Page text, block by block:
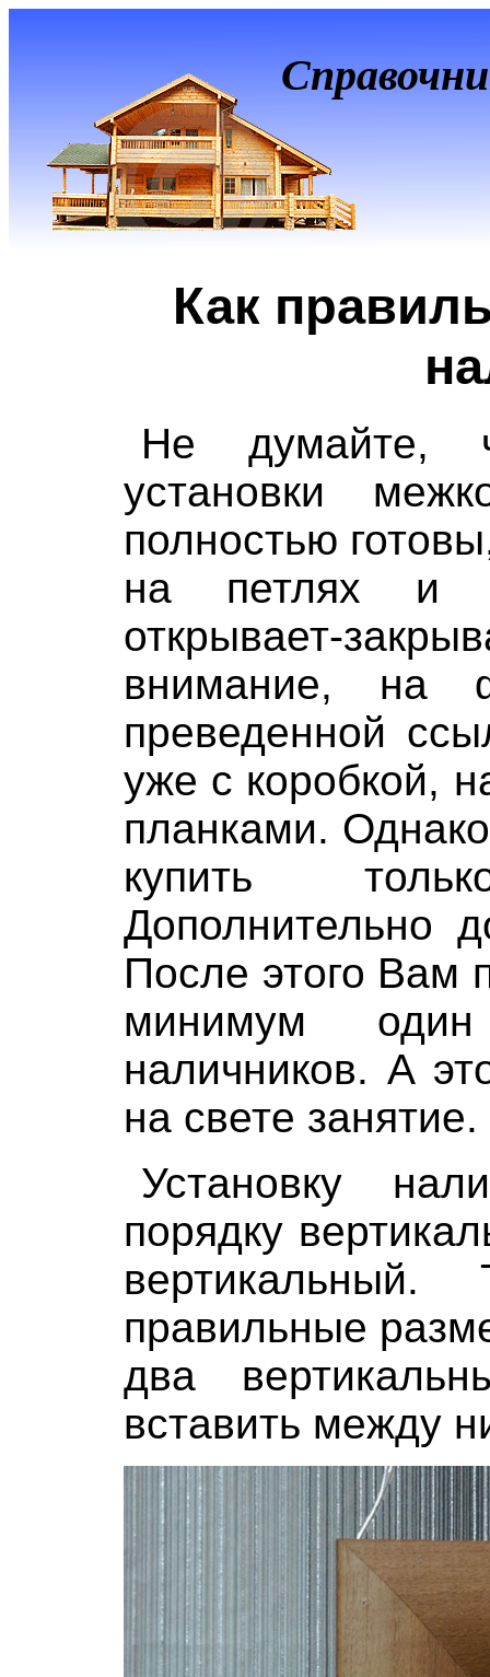
Как
Не думайте,
установки
полностью
на петлях и
открывает-
внимание, на
преведенной
уже с коробкой,
планками.
купить
Дополнительно
После этого Вам
минимум
наличников. А
на свете занятие.
Установку
порядку
правильные
два
вставить между